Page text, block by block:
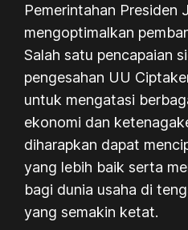
Pemerintahan Presiden
mengoptimalkan
Salah satu pencapaian
pengesahan UU
untuk mengatasi
ekonomi dan
diharapkan dapat
yang lebih baik serta
bagi dunia usaha di
yang semakin ketat.